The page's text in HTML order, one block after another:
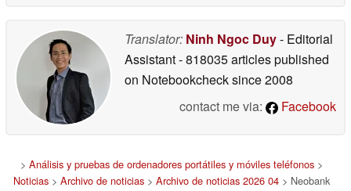
Translator: Ninh Ngoc Duy- Editorial
Assistant- 818035 articles published
on Notebookchecksince 2008
contact me via:
Facebook
> Análisis y pruebas de ordenadores portátiles y móviles teléfonos >
Noticias > Archivo de noticias > Archivo de noticias 2026 04 > Neobank